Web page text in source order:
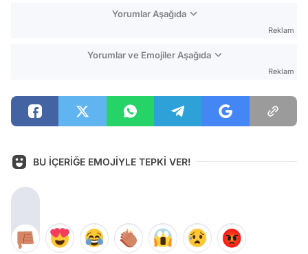
Yorumlar Aşağıda
Reklam
Yorumlar ve Emojiler Aşağıda
Reklam
BU İÇERİĞE EMOJİYLE TEPKİ VER!